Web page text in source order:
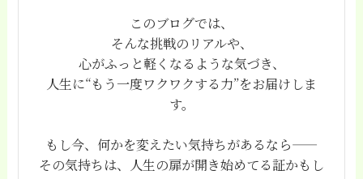
このブログでは、
そんな挑戦のリアルや、
心がふっと軽くなるような気づき、
人生に“もう一度ワクワクする力”をお届けしま
す。
もし今、何かを変えたい気持ちがあるなら——
その気持ちは、人生の扉が開き始めてる証かもし